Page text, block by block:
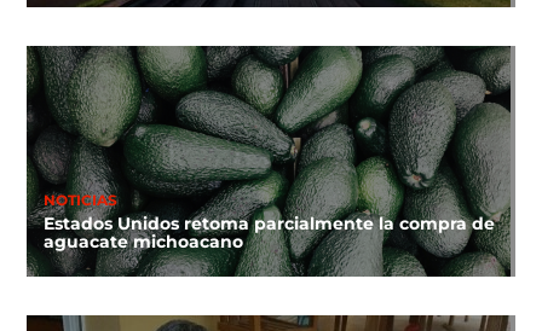
NOTICIAS
Estados Unidos retoma parcialmente la compra de
aguacate michoacano